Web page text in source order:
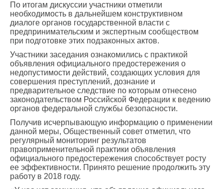
По итогам дискуссии участники отметили
необходимость в дальнейшем конструктивном
диалоге органов государственной власти с
предпринимательским и экспертным сообществом
при подготовке этих подзаконных актов.
Участники заседания ознакомились с практикой
объявления официального предостережения о
недопустимости действий, создающих условия для
совершения преступлений, дознание и
предварительное следствие по которым отнесено
законодательством Российской Федерации к ведению
органов федеральной службы безопасности.
Получив исчерпывающую информацию о применении
данной меры, Общественный совет отметил, что
регулярный мониторинг результатов
правоприменительной практики объявления
официального предостережения способствует росту
ее эффективности. Принято решение продолжить эту
работу в 2018 году.